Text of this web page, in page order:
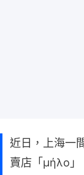
近日，上海一
賣店「μήλο」